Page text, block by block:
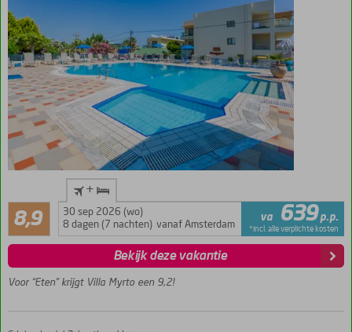
Exclusief
GOfun
Vlak bij het
strand en
Kleinschalig
8,9
Aanrader
64
beoordelingen
+
30 sep 2026 (wo)
8 dagen (7 nachten) vanaf Amsterdam
va 639 p.p.
*incl. alle verplichte kosten
Voor “Eten” krijgt Villa Myrto een 9,2!
Bekijk deze vakantie